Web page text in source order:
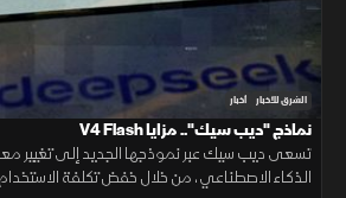
الشرق للأخبار أخبار
نماذج "ديب سيك".. مزايا V4 Flash
تسعى ديب سيك عبر نموذجها الجديد إلى تغيير
الذكاء الاصطناعي، من خلال خفض تكلفة